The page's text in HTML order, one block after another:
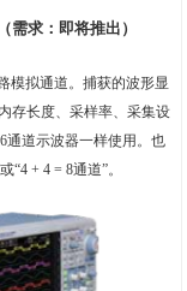
需求：即将推出）
模拟通道。捕获的波形显
存长度、采样率、采集设
通道示波器一样使用。也
+ 4 = 8通道”。